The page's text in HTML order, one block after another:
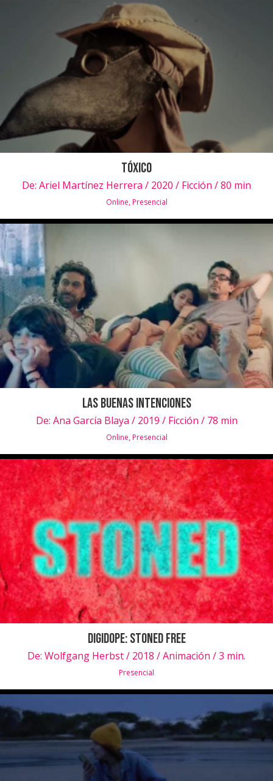
Tóxico
De: Ariel Martínez Herrera / 2020 / Ficción / 80 min
Online, Presencial
Las Buenas Intenciones
De: Ana García Blaya / 2019 / Ficción / 78 min
Online, Presencial
Digidope: stoned free
De: Wolfgang Herbst / 2018 / Animación / 3 min.
Presencial